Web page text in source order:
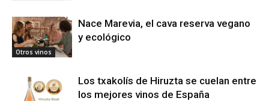
Otros vinos
Nace Marevia, el cava reserva vegano
y ecológico
Los txakolís de Hiruzta se cuelan entre
los mejores vinos de España